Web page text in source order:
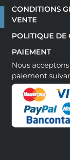
CONDITIONS
VENTE
POLITIQUE DE
PAIEMENT
Nous
paiement